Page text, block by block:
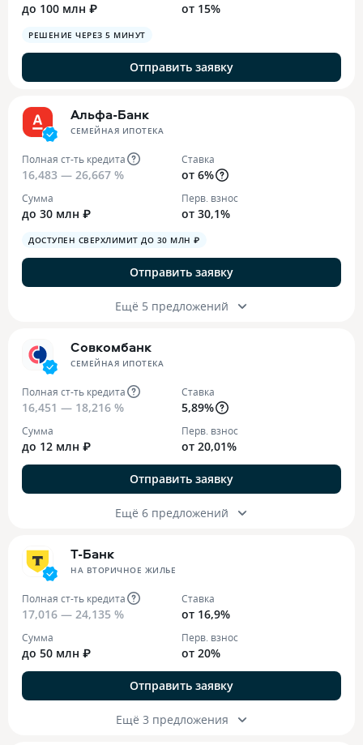
до 100 млн ₽ от 15%
РЕШЕНИЕ ЧЕРЕЗ 5 МИНУТ
Отправить заявку
Альфа-Банк
СЕМЕЙНАЯ ИПОТЕКА
Полная ст-ть кредита
16,483 — 26,667 %
Ставка
от 6%
Сумма
до 30 млн ₽
Перв. взнос
от 30,1%
ДОСТУПЕН СВЕРХЛИМИТ ДО 30 МЛН ₽
Отправить заявку
Ещё 5 предложений
Совкомбанк
СЕМЕЙНАЯ ИПОТЕКА
Полная ст-ть кредита
16,451 — 18,216 %
Ставка
5,89%
Сумма
до 12 млн ₽
Перв. взнос
от 20,01%
Отправить заявку
Ещё 6 предложений
Т-Банк
НА ВТОРИЧНОЕ ЖИЛЬЕ
Полная ст-ть кредита
17,016 — 24,135 %
Ставка
от 16,9%
Сумма
до 50 млн ₽
Перв. взнос
от 20%
Отправить заявку
Ещё 3 предложения